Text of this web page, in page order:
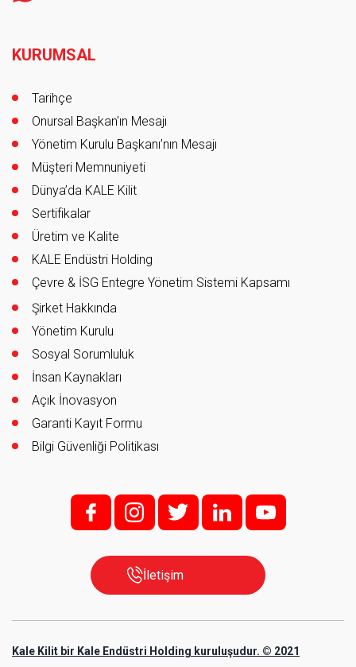
KURUMSAL
Tarihçe
Onursal Başkan'ın Mesajı
Yönetim Kurulu Başkanı’nın Mesajı
Müşteri Memnuniyeti
Dünya’da KALE Kilit
Sertifikalar
Üretim ve Kalite
KALE Endüstri Holding
Çevre & İSG Entegre Yönetim Sistemi Kapsamı
Şirket Hakkında
Yönetim Kurulu
Sosyal Sorumluluk
İnsan Kaynakları
Açık İnovasyon
Garanti Kayıt Formu
Bilgi Güvenliği Politikası
f; i; t l y
İletişim
Kale Kilit bir Kale Endüstri Holding kuruluşudur. © 2021